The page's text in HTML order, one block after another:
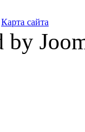
Карта сайта
by